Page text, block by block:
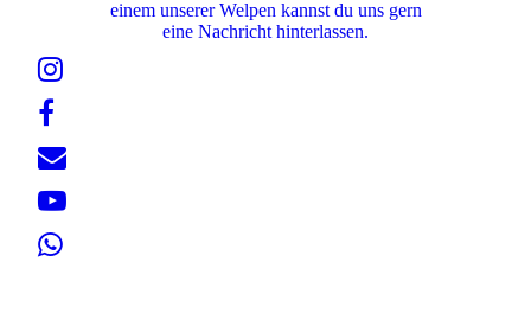
einem unserer Welpen kannst du uns gern
eine Nachricht hinterlassen.